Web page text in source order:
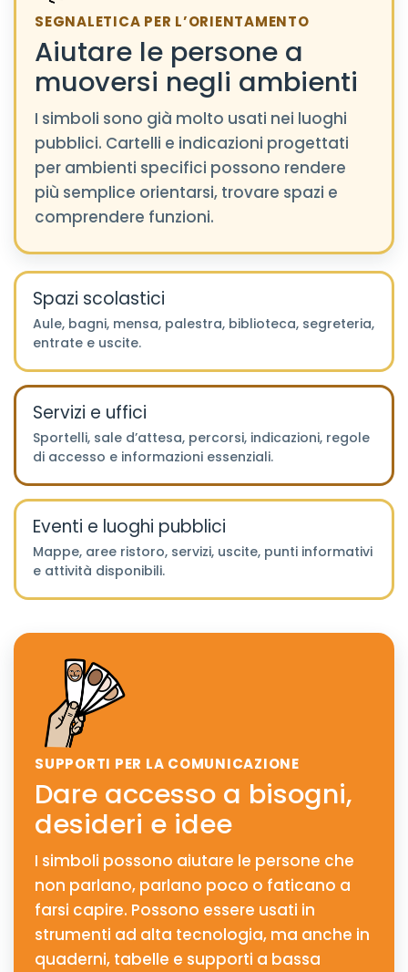
SEGNALETICA PER L’ORIENTAMENTO
Aiutare le persone a
muoversi negli ambienti
I simboli sono già molto usati nei luoghi
pubblici. Cartelli e indicazioni progettati
per ambienti specifici possono rendere
più semplice orientarsi, trovare spazi e
comprendere funzioni.
Spazi scolastici
Aule, bagni, mensa, palestra, biblioteca, segreteria,
entrate e uscite.
Servizi e uffici
Sportelli, sale d’attesa, percorsi, indicazioni, regole
di accesso e informazioni essenziali.
Eventi e luoghi pubblici
Mappe, aree ristoro, servizi, uscite, punti informativi
e attività disponibili.
SUPPORTI PER LA COMUNICAZIONE
Dare accesso a bisogni,
desideri e idee
I simboli possono aiutare le persone che
non parlano, parlano poco o faticano a
farsi capire. Possono essere usati in
strumenti ad alta tecnologia, ma anche in
quaderni, tabelle e supporti a bassa